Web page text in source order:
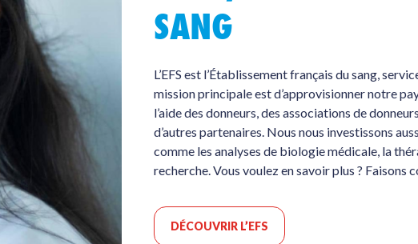
SANG
L’EFS est l’Établissement français du sang,
mission principale est d’approvisionner notre
l’aide des donneurs, des associations de
d’autres partenaires. Nous nous investissons
comme les analyses de biologie médicale, la
recherche. Vous voulez en savoir plus ? Faisons
DÉCOUVRIR L’EFS